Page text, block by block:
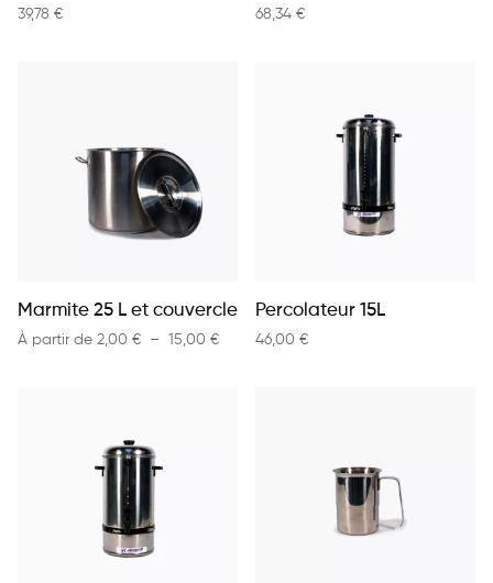
39,78 € 68,34 €
Marmite 25 L et couvercle
À partir de 2,00 € – 15,00 €Plage de prix : 2,00 € à 15,00 €
Percolateur 15L
46,00 €